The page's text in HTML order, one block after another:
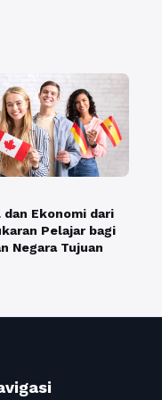
dan Ekonomi dari
Pelajar bagi
Negara Tujuan